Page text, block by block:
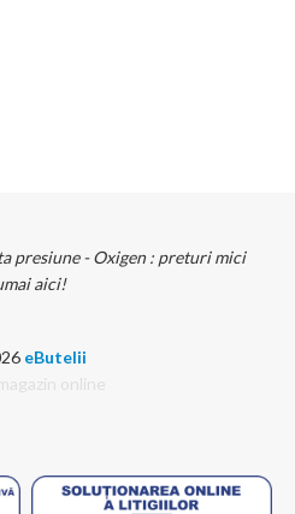
presiune - Oxigen : preturi mici
aici!
eButelii
online